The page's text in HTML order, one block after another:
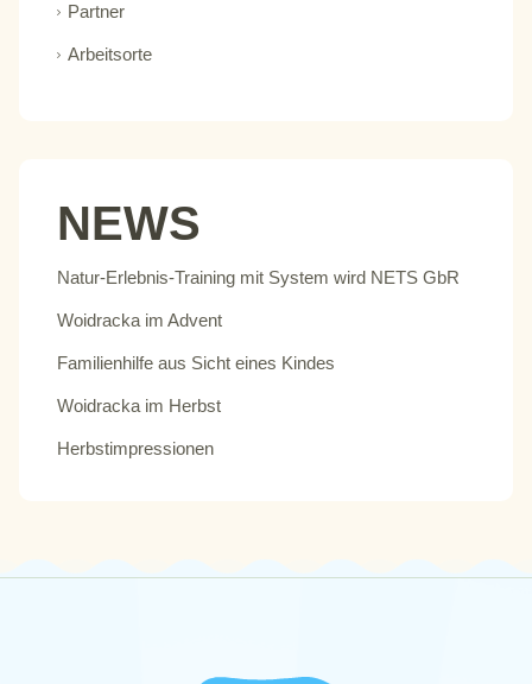
Partner
Arbeitsorte
NEWS
Natur-Erlebnis-Training mit System wird NETS GbR
Woidracka im Advent
Familienhilfe aus Sicht eines Kindes
Woidracka im Herbst
Herbstimpressionen